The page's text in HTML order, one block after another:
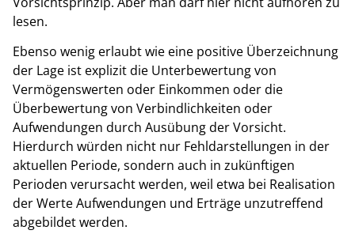
lesen.
Ebenso wenig erlaubt wie eine positive Überzeichnung
der Lage ist explizit die Unterbewertung von
Vermögenswerten oder Einkommen oder die
Überbewertung von Verbindlichkeiten oder
Aufwendungen durch Ausübung der Vorsicht.
Hierdurch würden nicht nur Fehldarstellungen in der
aktuellen Periode, sondern auch in zukünftigen
Perioden verursacht werden, weil etwa bei Realisation
der Werte Aufwendungen und Erträge unzutreffend
abgebildet werden.